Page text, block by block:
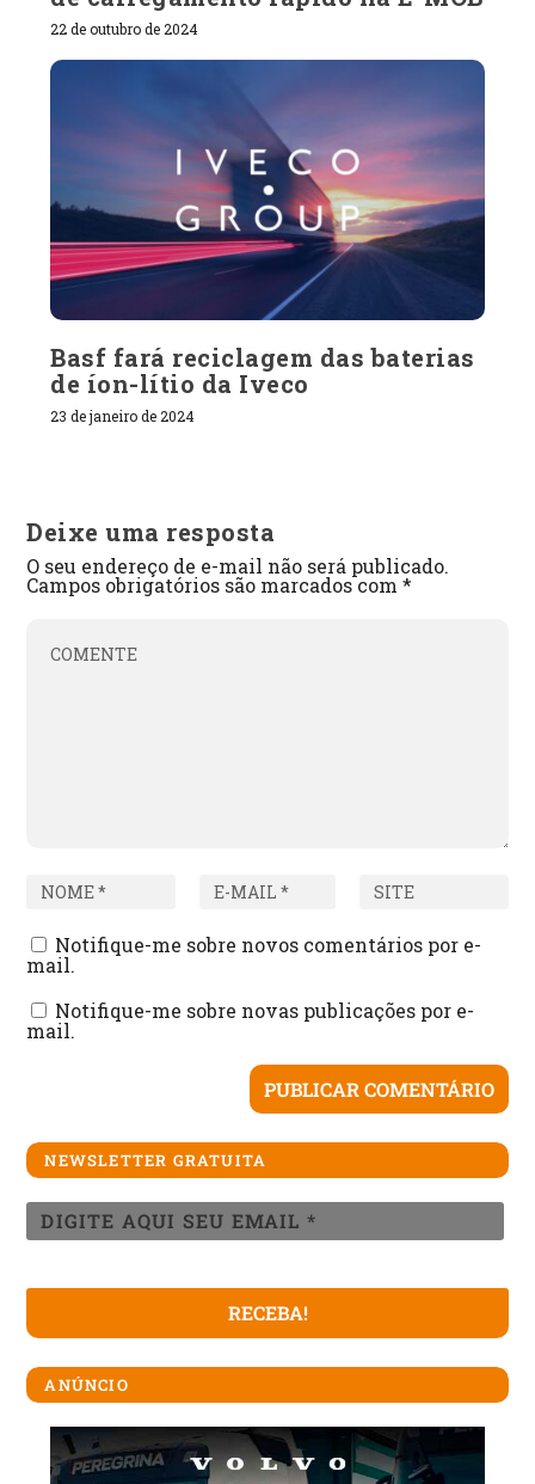
22 de outubro de 2024
Basf fará reciclagem das baterias
de íon-lítio da Iveco
23 de janeiro de 2024
Deixe uma resposta
O seu endereço de e-mail não será publicado.
Campos obrigatórios são marcados com*
Notifique-me sobre novos comentários por e-
mail.
Notifique-me sobre novas publicações por e-
mail.
NEWSLETTER GRATUITA
ANÚNCIO